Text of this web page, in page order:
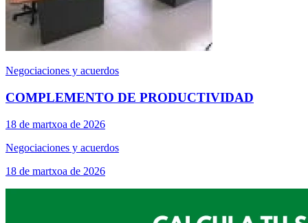
Negociaciones y acuerdos
COMPLEMENTO DE PRODUCTIVIDAD
18 de martxoa de 2026
Negociaciones y acuerdos
18 de martxoa de 2026